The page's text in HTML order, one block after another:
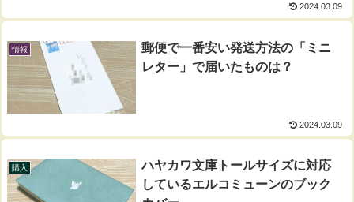
2024.03.09
情報
郵便で一番安い発送方法の「ミニ
レター」で届いたものは？
2024.03.09
購入
ハヤカワ文庫トールサイズに対応
しているエルコミューンのブック